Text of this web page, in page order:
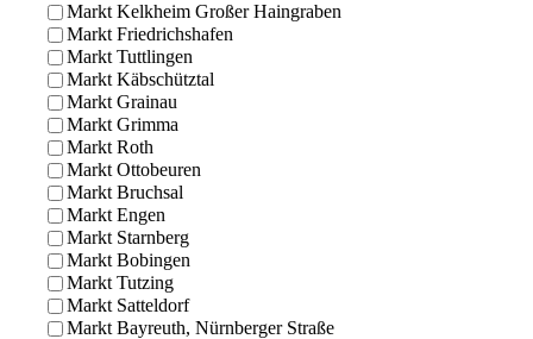
Markt Kelkheim Großer Haingraben
Markt Friedrichshafen
Markt Tuttlingen
Markt Käbschütztal
Markt Grainau
Markt Grimma
Markt Roth
Markt Ottobeuren
Markt Bruchsal
Markt Engen
Markt Starnberg
Markt Bobingen
Markt Tutzing
Markt Satteldorf
Markt Bayreuth, Nürnberger Straße